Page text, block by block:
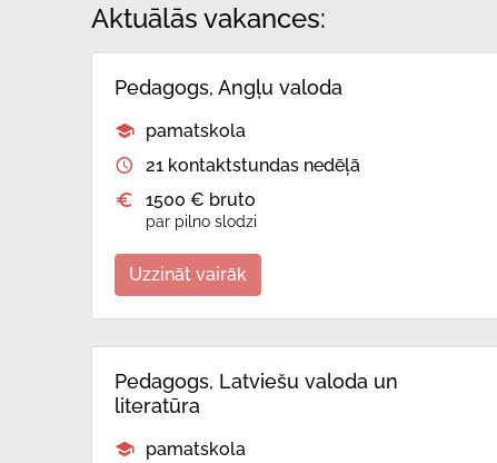
Aktuālās vakances:
Pedagogs, Angļu valoda
pamatskola
21 kontaktstundas nedēļā
1500 € bruto
par pilno slodzi
Uzzināt vairāk
Pedagogs, Latviešu valoda un
literatūra
pamatskola